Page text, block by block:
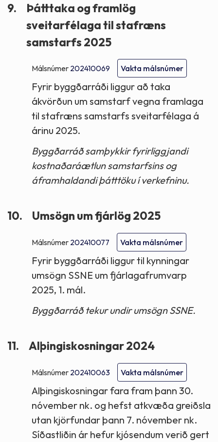
9.
Þátttaka og framlög
sveitarfélaga til stafræns
samstarfs 2025
Málsnúmer 202410069 Vakta málsnúmer
Fyrir byggðarráði liggur að taka
ákvörðun um samstarf vegna framlaga
til stafræns samstarfs sveitarfélaga á
árinu 2025.
Byggðarráð samþykkir fyrirliggjandi
kostnaðaráætlun samstarfsins og
áframhaldandi þátttöku í verkefninu.
10. Umsögn um fjárlög 2025
Málsnúmer 202410077 Vakta málsnúmer
Fyrir byggðarráði liggur til kynningar
umsögn SSNE um fjárlagafrumvarp
2025, 1. mál.
Byggðarráð tekur undir umsögn SSNE.
11. Alþingiskosningar 2024
Málsnúmer 202410063 Vakta málsnúmer
Alþingiskosningar fara fram þann 30.
nóvember nk. og hefst atkvæða greiðsla
utan kjörfundar þann 7. nóvember nk.
Síðastliðin ár hefur kjósendum verið gert